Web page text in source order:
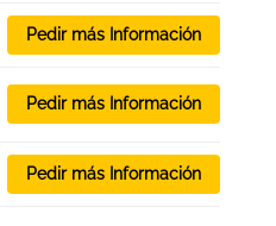
Pedir más Información
Pedir más Información
Pedir más Información